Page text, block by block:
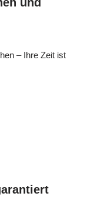
– Ihre Zeit ist